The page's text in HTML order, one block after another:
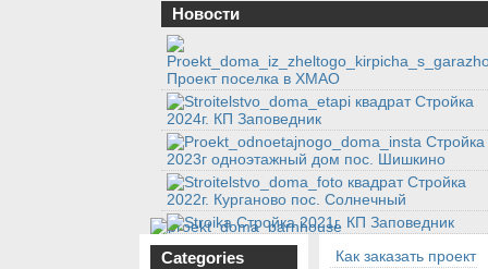
Новости
Проект поселка в ХМАО
Стройка
2024г. КП Заповедник
Стройка
2023г одноэтажный дом пос. Шишкино
Стройка
2022г. Курганово пос. Солнечный
Стройка 2021г. КП Заповедник
Categories
Как заказать проект